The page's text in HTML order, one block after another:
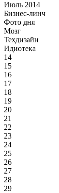
Июль 2014
Бизнес-линч
Фото дня
Мозг
Техдизайн
Идиотека
14
15
16
17
18
19
20
21
22
23
24
25
26
27
28
29